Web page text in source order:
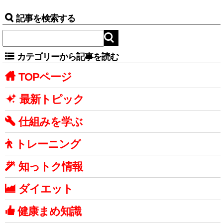
記事を検索する
カテゴリーから記事を読む
TOPページ
最新トピック
仕組みを学ぶ
トレーニング
知っトク情報
ダイエット
健康まめ知識